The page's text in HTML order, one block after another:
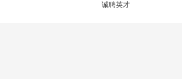
诚聘英才